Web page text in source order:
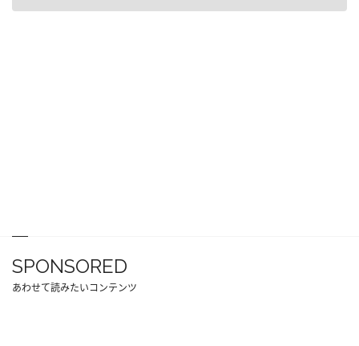
SPONSORED
あわせて読みたいコンテンツ